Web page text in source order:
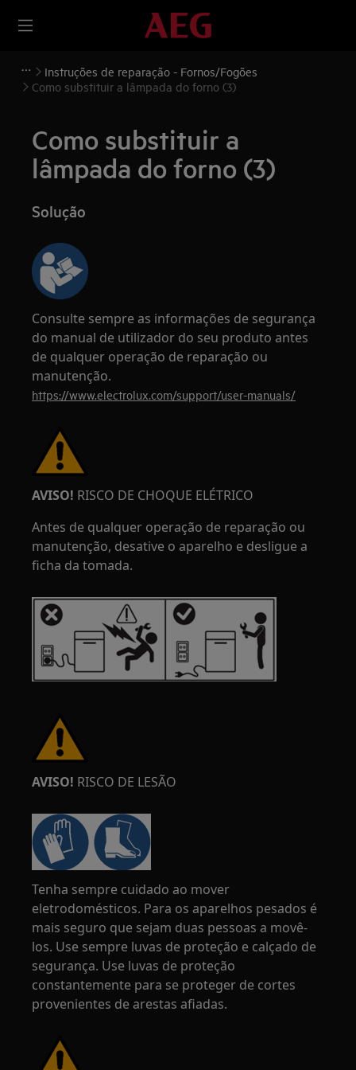
Instruções de reparação - Fornos/Fogões
Como substituir a lâmpada do forno (3)
Como substituir a
lâmpada do forno (3)
Solução
Consulte sempre as informações de segurança
do manual de utilizador do seu produto antes
de qualquer operação de reparação ou
manutenção.
https://www.electrolux.com/support/user-manuals/
AVISO! RISCO DE CHOQUE ELÉTRICO
Antes de qualquer operação de reparação ou
manutenção, desative o aparelho e desligue a
ficha da tomada.
AVISO! RISCO DE LESÃO
Tenha sempre cuidado ao mover
eletrodomésticos. Para os aparelhos pesados é
mais seguro que sejam duas pessoas a movê-
los. Use sempre luvas de proteção e calçado de
segurança. Use luvas de proteção
constantemente para se proteger de cortes
provenientes de arestas afiadas.